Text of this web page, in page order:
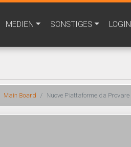
MEDIEN SONSTIGES LOGIN
Main Board Nuove Piattaforme da Provare